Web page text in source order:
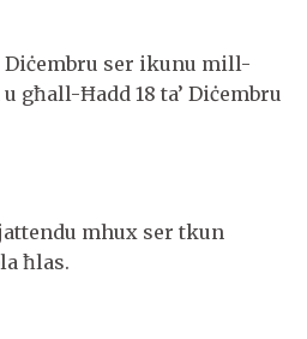
Diċembru ser ikunu mill-
għall-Ħadd 18 ta’ Diċembru
mhux ser tkun
ħlas.